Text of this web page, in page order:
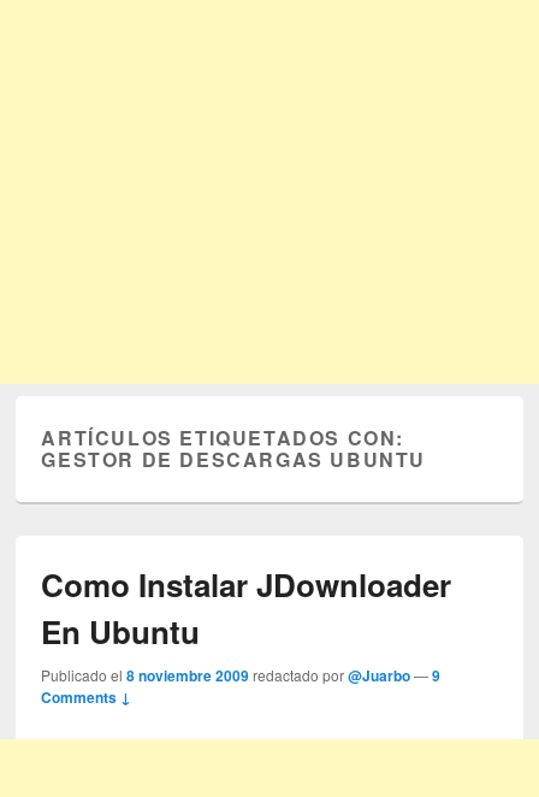
ARTÍCULOS ETIQUETADOS CON:
GESTOR DE DESCARGAS UBUNTU
Como Instalar JDownloader
En Ubuntu
Publicado el8 noviembre 2009 redactado por@Juarbo —9
Comments ↓